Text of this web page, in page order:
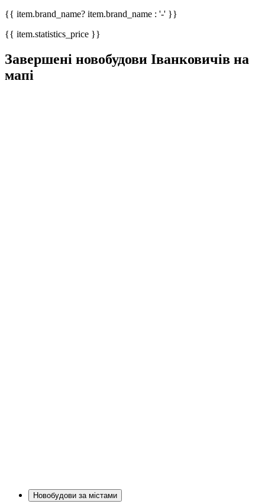
{{ item.brand_name? item.brand_name : '-' }}
{{ item.statistics_price }}
Завершені новобудови Іванковичів на
мапі
Новобудови за містами